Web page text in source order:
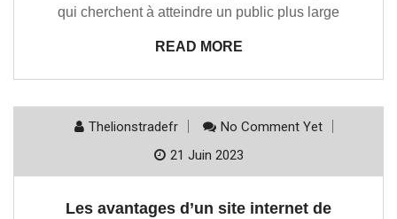
qui cherchent à atteindre un public plus large
READ MORE
Thelionstradefr
No Comment Yet
21 Juin 2023
Les avantages d’un site internet de